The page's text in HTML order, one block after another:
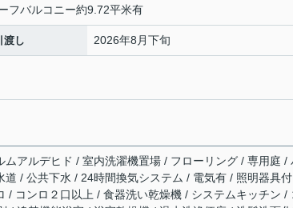
フバルコニー約9.72平⽶有
渡し 2026年8月下旬
アルデヒド / 室内洗濯機置場 / フローリング / 専用庭 /
/ 公共下水 / 24時間換気システム / 電気有 / 照明器具付
/ コンロ２口以上 / 食器洗い乾燥機 / システムキッチン /